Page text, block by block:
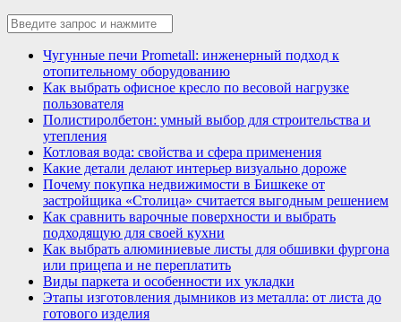
Чугунные печи Prometall: инженерный подход к
отопительному оборудованию
Как выбрать офисное кресло по весовой нагрузке
пользователя
Полистиролбетон: умный выбор для строительства и
утепления
Котловая вода: свойства и сфера применения
Какие детали делают интерьер визуально дороже
Почему покупка недвижимости в Бишкеке от
застройщика «Столица» считается выгодным решением
Как сравнить варочные поверхности и выбрать
подходящую для своей кухни
Как выбрать алюминиевые листы для обшивки фургона
или прицепа и не переплатить
Виды паркета и особенности их укладки
Этапы изготовления дымников из металла: от листа до
готового изделия